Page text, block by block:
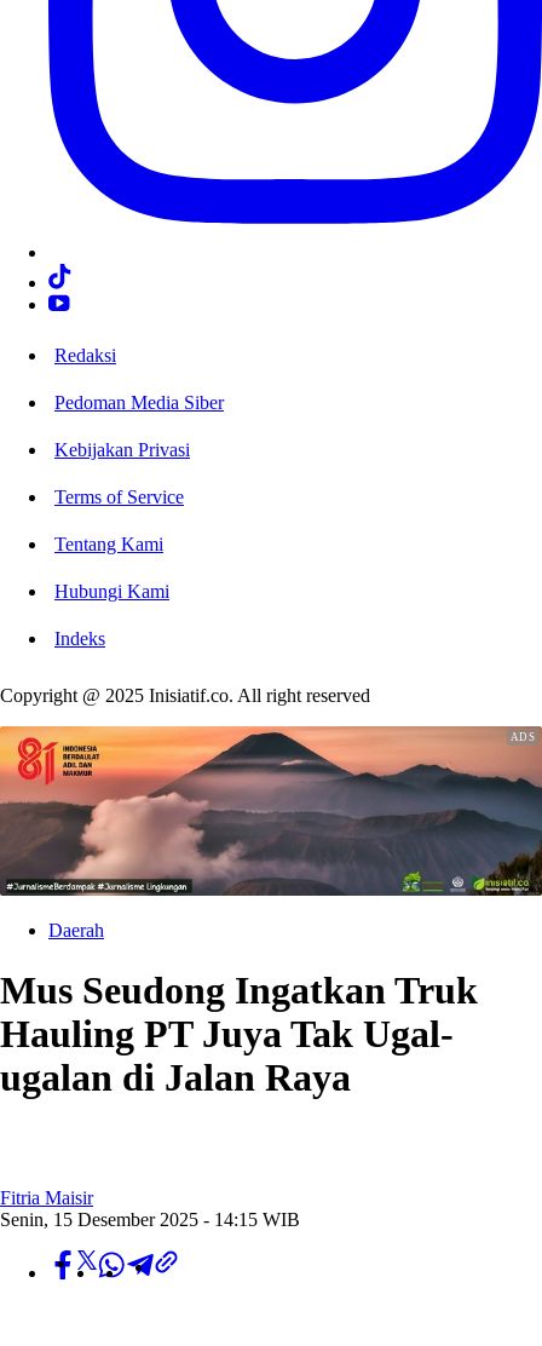
Redaksi
Pedoman Media Siber
Kebijakan Privasi
Terms of Service
Tentang Kami
Hubungi Kami
Indeks
Copyright @ 2025 Inisiatif.co. All right reserved
Daerah
Mus Seudong Ingatkan Truk
Hauling PT Juya Tak Ugal-
ugalan di Jalan Raya
Fitria Maisir
Senin, 15 Desember 2025 - 14:15 WIB